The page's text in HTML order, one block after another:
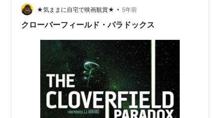
せんでしたぜ！ 観たと言っても2作品とも観たのは確か2
年前ぐらいだったと思うので記憶は曖昧です。 てか殆ど
★気ままに自宅で映画観賞★ • 5年前
クローバーフィールド・パラドックス